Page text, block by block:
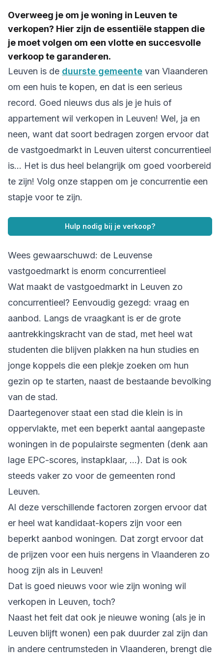
Overweeg je om je woning in Leuven te
verkopen? Hier zijn de essentiële stappen die
je moet volgen om een vlotte en succesvolle
verkoop te garanderen.
Leuven is de duurste gemeente van Vlaanderen
om een huis te kopen, en dat is een serieus
record. Goed nieuws dus als je je huis of
appartement wil verkopen in Leuven! Wel, ja en
neen, want dat soort bedragen zorgen ervoor dat
de vastgoedmarkt in Leuven uiterst concurrentieel
is… Het is dus heel belangrijk om goed voorbereid
te zijn! Volg onze stappen om je concurrentie een
stapje voor te zijn.
Hulp nodig bij je verkoop?
Wees gewaarschuwd: de Leuvense
vastgoedmarkt is enorm concurrentieel
Wat maakt de vastgoedmarkt in Leuven zo
concurrentieel? Eenvoudig gezegd: vraag en
aanbod. Langs de vraagkant is er de grote
aantrekkingskracht van de stad, met heel wat
studenten die blijven plakken na hun studies en
jonge koppels die een plekje zoeken om hun
gezin op te starten, naast de bestaande bevolking
van de stad.
Daartegenover staat een stad die klein is in
oppervlakte, met een beperkt aantal aangepaste
woningen in de populairste segmenten (denk aan
lage EPC-scores, instapklaar, …). Dat is ook
steeds vaker zo voor de gemeenten rond
Leuven.
Al deze verschillende factoren zorgen ervoor dat
er heel wat kandidaat-kopers zijn voor een
beperkt aanbod woningen. Dat zorgt ervoor dat
de prijzen voor een huis nergens in Vlaanderen zo
hoog zijn als in Leuven!
Dat is goed nieuws voor wie zijn woning wil
verkopen in Leuven, toch?
Naast het feit dat ook je nieuwe woning (als je in
Leuven blijft wonen) een pak duurder zal zijn dan
in andere centrumsteden in Vlaanderen, brengt die